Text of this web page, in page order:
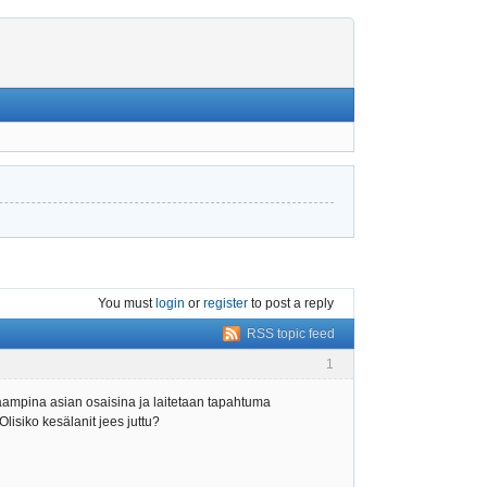
You must login or register to post a reply
RSS topic feed
1
asian osaisina ja laitetaan tapahtuma
kesälanit jees juttu?